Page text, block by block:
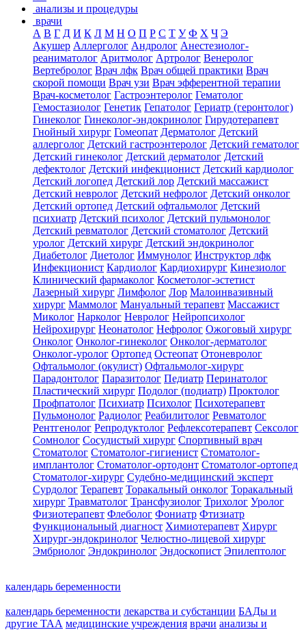
анализы и процедуры
врачи
А В Г Д И К Л М Н О П Р С Т У Ф Х Ч Э
Акушер Аллерголог Андролог Анестезиолог-
реаниматолог Аритмолог Артролог Венеролог
Вертебролог Врач лфк Врач общей практики Врач
скорой помощи Врач узи Врач эфферентной терапии
Врач-косметолог Гастроэнтеролог Гематолог
Гемостазиолог Генетик Гепатолог Гериатр (геронтолог)
Гинеколог Гинеколог-эндокринолог Гирудотерапевт
Гнойный хирург Гомеопат Дерматолог Детский
аллерголог Детский гастроэнтеролог Детский гематолог
Детский гинеколог Детский дерматолог Детский
дефектолог Детский инфекционист Детский кардиолог
Детский логопед Детский лор Детский массажист
Детский невролог Детский нефролог Детский онколог
Детский ортопед Детский офтальмолог Детский
психиатр Детский психолог Детский пульмонолог
Детский ревматолог Детский стоматолог Детский
уролог Детский хирург Детский эндокринолог
Диабетолог Диетолог Иммунолог Инструктор лфк
Инфекционист Кардиолог Кардиохирург Кинезиолог
Клинический фармаколог Косметолог-эстетист
Лазерный хирург Лимфолог Лор Малоинвазивный
хирург Маммолог Мануальный терапевт Массажист
Миколог Нарколог Невролог Нейропсихолог
Нейрохирург Неонатолог Нефролог Ожоговый хирург
Онколог Онколог-гинеколог Онколог-дерматолог
Онколог-уролог Ортопед Остеопат Отоневролог
Офтальмолог (окулист) Офтальмолог-хирург
Парадонтолог Паразитолог Педиатр Перинатолог
Пластический хирург Подолог (подиатр) Проктолог
Профпатолог Психиатр Психолог Психотерапевт
Пульмонолог Радиолог Реабилитолог Ревматолог
Рентгенолог Репродуктолог Рефлексотерапевт Сексолог
Сомнолог Сосудистый хирург Спортивный врач
Стоматолог Стоматолог-гигиенист Стоматолог-
имплантолог Стоматолог-ортодонт Стоматолог-ортопед
Стоматолог-хирург Судебно-медицинский эксперт
Сурдолог Терапевт Торакальный онколог Торакальный
хирург Травматолог Трансфузиолог Трихолог Уролог
Физиотерапевт Флеболог Фониатр Фтизиатр
Функциональный диагност Химиотерапевт Хирург
Хирург-эндокринолог Челюстно-лицевой хирург
Эмбриолог Эндокринолог Эндоскопист Эпилептолог
календарь беременности
календарь беременности лекарства и субстанции БАДы и
другие ТАА медицинские учреждения врачи анализы и